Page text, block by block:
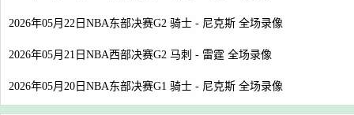
2026年05月22日NBA东部决赛G2 骑士 - 尼克斯 全场录像
2026年05月21日NBA西部决赛G2 马刺 - 雷霆 全场录像
2026年05月20日NBA东部决赛G1 骑士 - 尼克斯 全场录像